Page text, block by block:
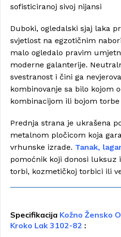
sofisticiranoj sivoj nijansi
Duboki, ogledalski sjaj laka
svjetlost na egzotičnim
malo ogledalo pravim
moderne galanterije.
svestranost i čini ga
kombinovanje sa bilo kojom
kombinacijom ili bojom torbe
Prednja strana je ukrašena
metalnom pločicom koja
vrhunske izrade. Tanak,
pomoćnik koji donosi luksuz
torbi, kozmetičkoj torbici ili
Specifikacija Kožno Žensko
Kroko Lak 3102-82 :